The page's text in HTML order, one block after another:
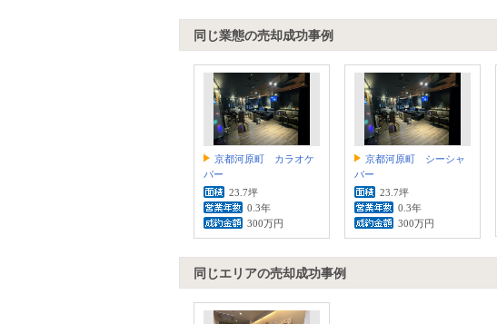
同じ業態の売却成功事例
京都河原町 カラオケ
バー
23.7坪
0.3年
300万円
京都河原町 シーシャ
バー
23.7坪
0.3年
300万円
同じエリアの売却成功事例